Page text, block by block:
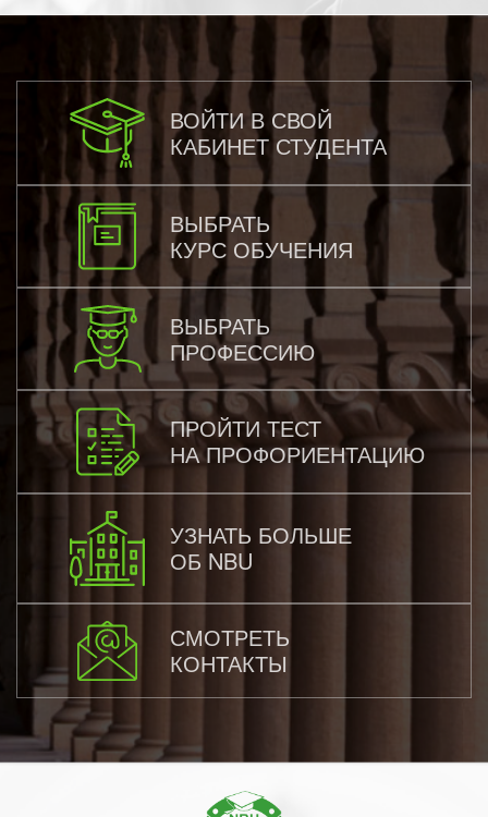
ВОЙТИ В СВОЙ
КАБИНЕТ СТУДЕНТА
ВЫБРАТЬ
КУРС ОБУЧЕНИЯ
ВЫБРАТЬ
ПРОФЕССИЮ
ПРОЙТИ ТЕСТ
НА ПРОФОРИЕНТАЦИЮ
УЗНАТЬ БОЛЬШЕ
ОБ NBU
СМОТРЕТЬ
КОНТАКТЫ